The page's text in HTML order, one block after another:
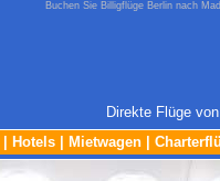
Buchen Sie Billigflüge Berlin nach
Direkte Flüge
Hotels Mietwagen